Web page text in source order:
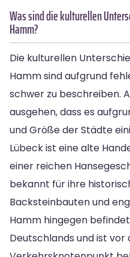
Was sind die kulturellen
Hamm?
Die kulturellen
Hamm sind aufgrund
schwer zu beschreiben.
ausgehen, dass es
und Größe der Städte
Lübeck ist eine alte
einer reichen
bekannt für ihre
Backsteinbauten und
Hamm hingegen
Deutschlands und ist vor